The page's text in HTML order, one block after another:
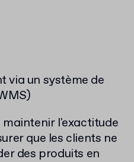
via un système de
l'exactitude
que les clients ne
des produits en